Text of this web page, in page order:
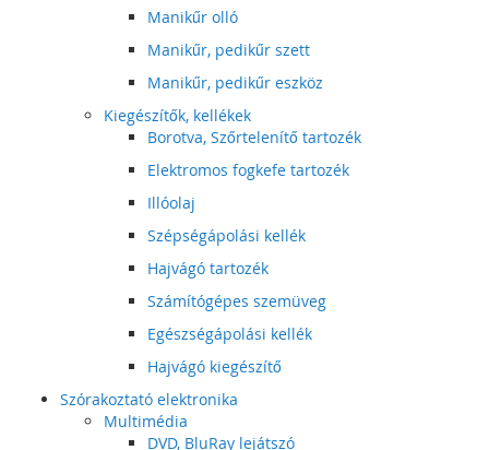
Manikűr olló
Manikűr, pedikűr szett
Manikűr, pedikűr eszköz
Kiegészítők, kellékek
Borotva, Szőrtelenítő tartozék
Elektromos fogkefe tartozék
Illóolaj
Szépségápolási kellék
Hajvágó tartozék
Számítógépes szemüveg
Egészségápolási kellék
Hajvágó kiegészítő
Szórakoztató elektronika
Multimédia
DVD, BluRay lejátszó